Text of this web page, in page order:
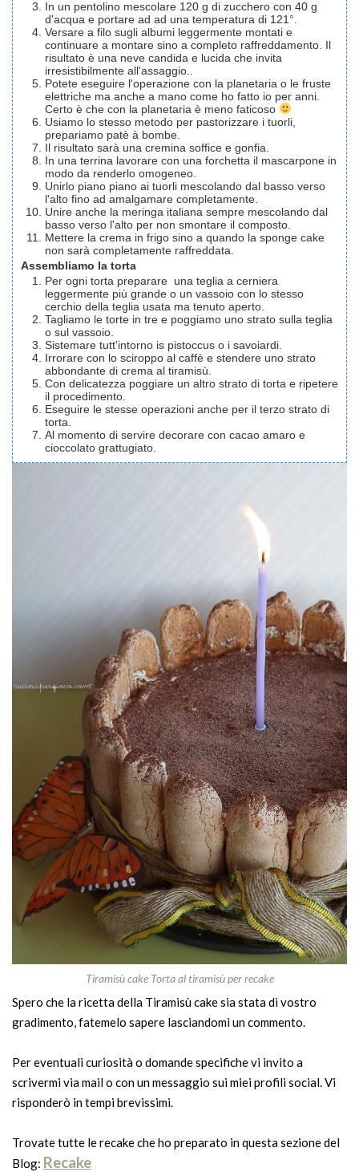
In un pentolino mescolare 120 g di zucchero con 40 g
d'acqua e portare ad ad una temperatura di 121°.
Versare a filo sugli albumi leggermente montati e
continuare a montare sino a completo raffreddamento. Il
risultato è una neve candida e lucida che invita
irresistibilmente all'assaggio..
Potete eseguire l'operazione con la planetaria o le fruste
elettriche ma anche a mano come ho fatto io per anni.
Certo è che con la planetaria è meno faticoso
Usiamo lo stesso metodo per pastorizzare i tuorli,
prepariamo patè à bombe.
Il risultato sarà una cremina soffice e gonfia.
In una terrina lavorare con una forchetta il mascarpone in
modo da renderlo omogeneo.
Unirlo piano piano ai tuorli mescolando dal basso verso
l'alto fino ad amalgamare completamente.
Unire anche la meringa italiana sempre mescolando dal
basso verso l'alto per non smontare il composto.
Mettere la crema in frigo sino a quando la sponge cake
non sarà completamente raffreddata.
Assembliamo la torta
Per ogni torta preparare una teglia a cerniera
leggermente più grande o un vassoio con lo stesso
cerchio della teglia usata ma tenuto aperto.
Tagliamo le torte in tre e poggiamo uno strato sulla teglia
o sul vassoio.
Sistemare tutt'intorno is pistoccus o i savoiardi.
Irrorare con lo sciroppo al caffè e stendere uno strato
abbondante di crema al tiramisù.
Con delicatezza poggiare un altro strato di torta e ripetere
il procedimento.
Eseguire le stesse operazioni anche per il terzo strato di
torta.
Al momento di servire decorare con cacao amaro e
cioccolato grattugiato.
Tiramisù cake Torta al tiramisù per recake
Spero che la ricetta della Tiramisù cake sia stata di vostro
gradimento, fatemelo sapere lasciandomi un commento.
Per eventuali curiosità o domande specifiche vi invito a
scrivermi via mail o con un messaggio sui miei profili social. Vi
risponderò in tempi brevissimi.
Trovate tutte le recake che ho preparato in questa sezione del
Blog: Recake